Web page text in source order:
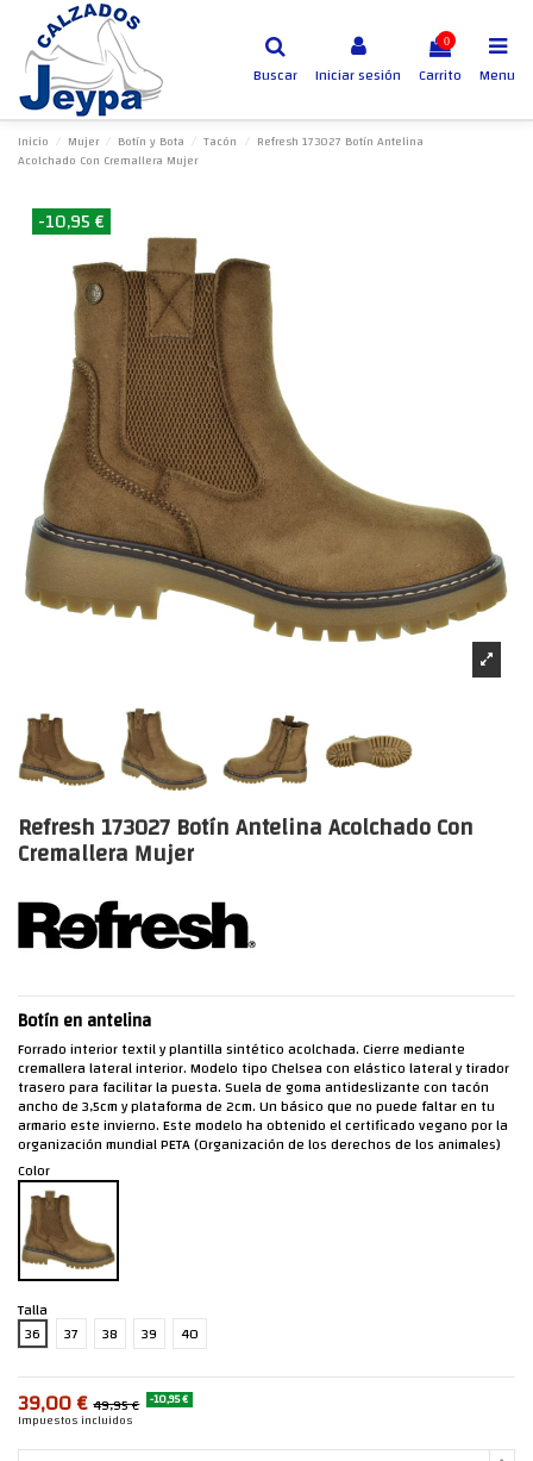
Buscar Iniciar sesión
0
Carrito Menu
Inicio Mujer Botín y Bota Tacón
Refresh 173027 Botín Antelina
Acolchado Con Cremallera Mujer
-10,95 €
Refresh 173027 Botín Antelina Acolchado Con
Cremallera Mujer
Botín en antelina
Forrado interior textil y plantilla sintético acolchada. Cierre mediante
cremallera lateral interior. Modelo tipo Chelsea con elástico lateral y tirador
trasero para facilitar la puesta. Suela de goma antideslizante con tacón
ancho de 3,5cm y plataforma de 2cm. Un básico que no puede faltar en tu
armario este invierno. Este modelo ha obtenido el certificado vegano por la
organización mundial PETA (Organización de los derechos de los animales)
Color
Talla
36
37 38 39 40
39,00 € 49,95 € -10,95 €
Impuestos incluidos